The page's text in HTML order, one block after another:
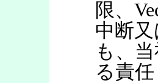
限、
中断
も、
る責